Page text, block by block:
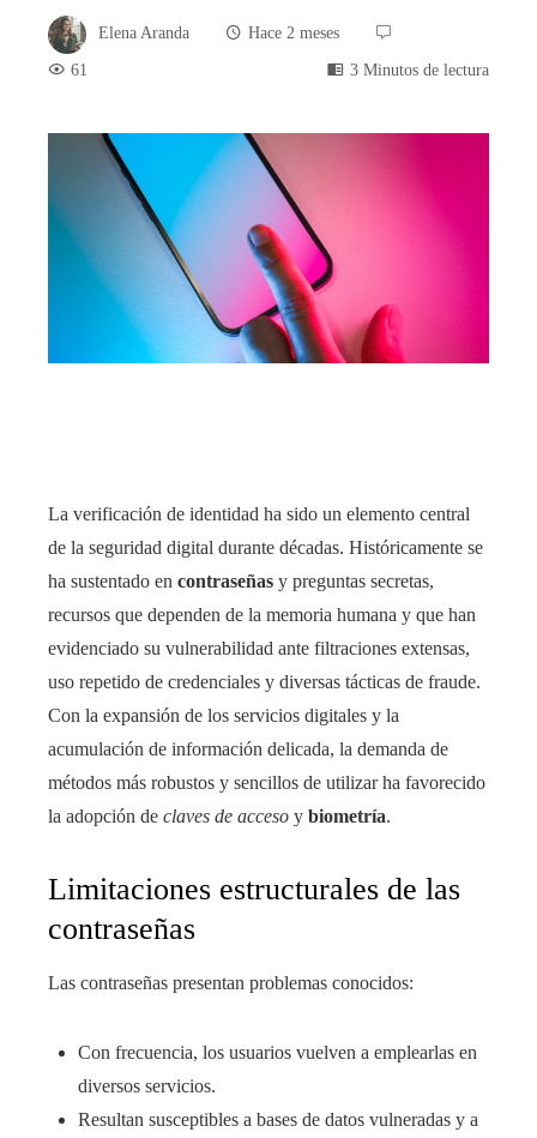
Elena Aranda
Hace 2 meses
61
3 Minutos de lectura
La verificación de identidad ha sido un elemento central
de la seguridad digital durante décadas. Históricamente se
ha sustentado en contraseñas y preguntas secretas,
recursos que dependen de la memoria humana y que han
evidenciado su vulnerabilidad ante filtraciones extensas,
uso repetido de credenciales y diversas tácticas de fraude.
Con la expansión de los servicios digitales y la
acumulación de información delicada, la demanda de
métodos más robustos y sencillos de utilizar ha favorecido
la adopción de claves de acceso y biometría.
Limitaciones estructurales de las
contraseñas
Las contraseñas presentan problemas conocidos:
Con frecuencia, los usuarios vuelven a emplearlas en
diversos servicios.
Resultan susceptibles a bases de datos vulneradas y a